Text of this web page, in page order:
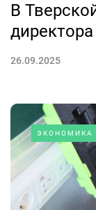
В
26.09.2025
ЭКОНОМИКА